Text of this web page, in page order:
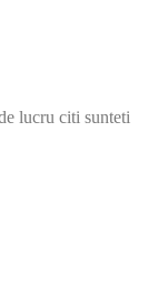
lucru citi sunteti